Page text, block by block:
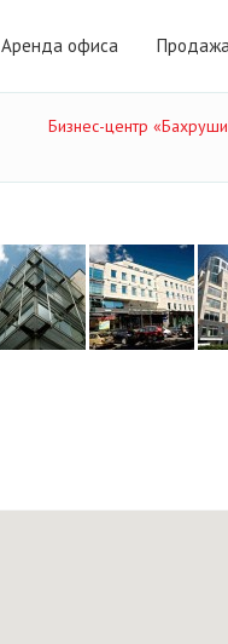
Аренда офиса
Бизнес-центр